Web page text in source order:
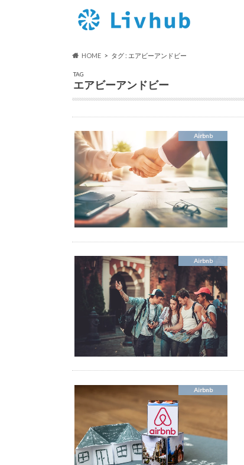
HOME タグ : エアビーアンドビー
TAG
エアビーアンドビー
Airbnb
Airbnb
Airbnb